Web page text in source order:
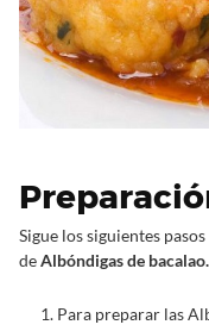
Sigue los siguientes
deAlbóndigas de bacalao.
Para preparar las